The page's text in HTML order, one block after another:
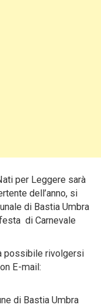
per Leggere sarà
dell’anno, si
di Bastia Umbra
di Carnevale
possibile rivolgersi
E-mail:
di Bastia Umbra